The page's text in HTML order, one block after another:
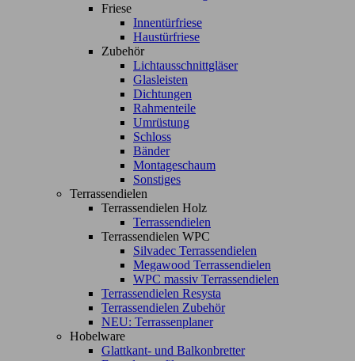
Friese
Innentürfriese
Haustürfriese
Zubehör
Lichtausschnittgläser
Glasleisten
Dichtungen
Rahmenteile
Umrüstung
Schloss
Bänder
Montageschaum
Sonstiges
Terrassendielen
Terrassendielen Holz
Terrassendielen
Terrassendielen WPC
Silvadec Terrassendielen
Megawood Terrassendielen
WPC massiv Terrassendielen
Terrassendielen Resysta
Terrassendielen Zubehör
NEU: Terrassenplaner
Hobelware
Glattkant- und Balkonbretter